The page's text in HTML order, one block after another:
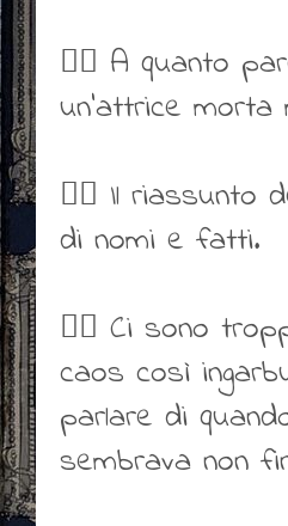
👍🏻 A quanto
un’attrice
👎🏻 Il
di nomi e fatti.
👎🏻 Ci sono
caos così
parlare di
sembrava non